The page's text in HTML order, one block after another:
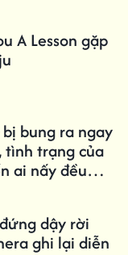
A Lesson gặp
bung ra ngay
tình trạng của
ai nấy đều
dậy rời
ghi lại diễn